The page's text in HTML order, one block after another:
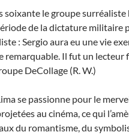
soixante le groupe surréaliste
de la dictature militaire
: Sergio aura eu une vie
remarquable. Il fut un lecteur
DeCollage (R. W.)
se passionne pour le
au cinéma, ce qui
du romantisme, du